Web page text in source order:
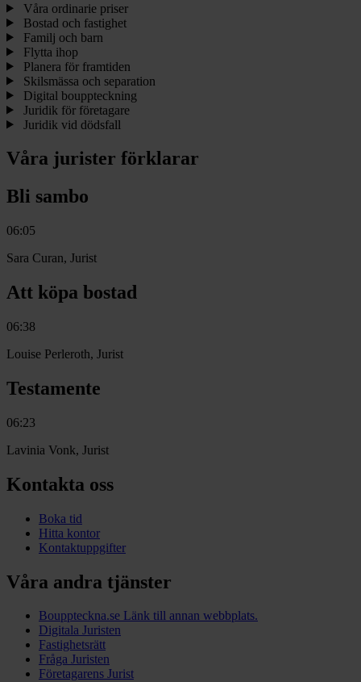
Våra ordinarie priser
Bostad och fastighet
Familj och barn
Flytta ihop
Planera för framtiden
Skilsmässa och separation
Digital bouppteckning
Juridik för företagare
Juridik vid dödsfall
Våra jurister förklarar
Bli sambo
06:05
Sara Curan, Jurist
Att köpa bostad
06:38
Louise Perleroth, Jurist
Testamente
06:23
Lavinia Vonk, Jurist
Kontakta oss
Boka tid
Hitta kontor
Kontaktuppgifter
Våra andra tjänster
Bouppteckna.se Länk till annan webbplats.
Digitala Juristen
Fastighetsrätt
Fråga Juristen
Företagarens Jurist